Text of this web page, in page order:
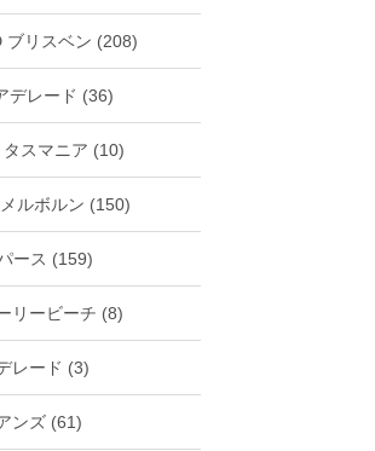
ブリスベン (208)
デレード (36)
スマニア (10)
ルボルン (150)
ース (159)
リービーチ (8)
レード (3)
ンズ (61)